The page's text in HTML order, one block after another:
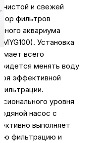
чистой и свежей
фильтров
аквариума
Установка
всего
менять воду
эффективной
уровня
насос с
выполняет
фильтрацию и